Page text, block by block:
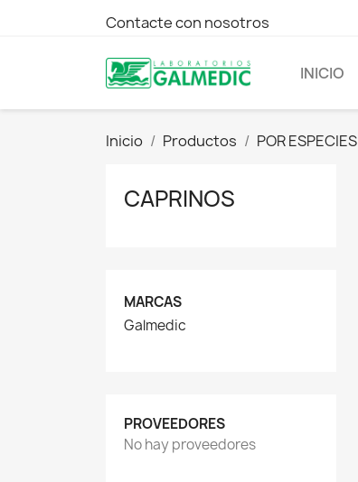
Contacte con nosotros
INICIO
Inicio Productos POR ESPECIES
CAPRINOS
MARCAS
Galmedic
PROVEEDORES
No hay proveedores